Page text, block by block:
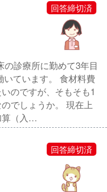
回答締切済
診療所に勤めて3年目
ています。 食材料費
のですが、そもそも1
でしょうか。 現在上
算（入…
回答締切済